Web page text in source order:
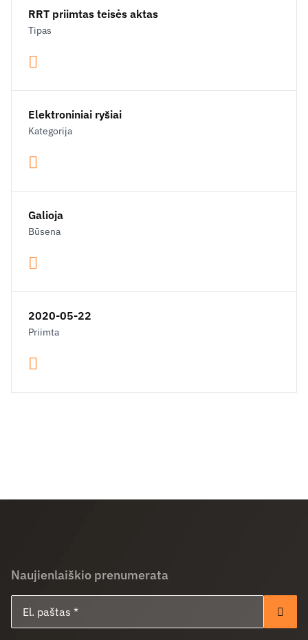
RRT priimtas teisės aktas
Tipas
Elektroniniai ryšiai
Kategorija
Galioja
Būsena
2020-05-22
Priimta
Naujienlaiškio prenumerata